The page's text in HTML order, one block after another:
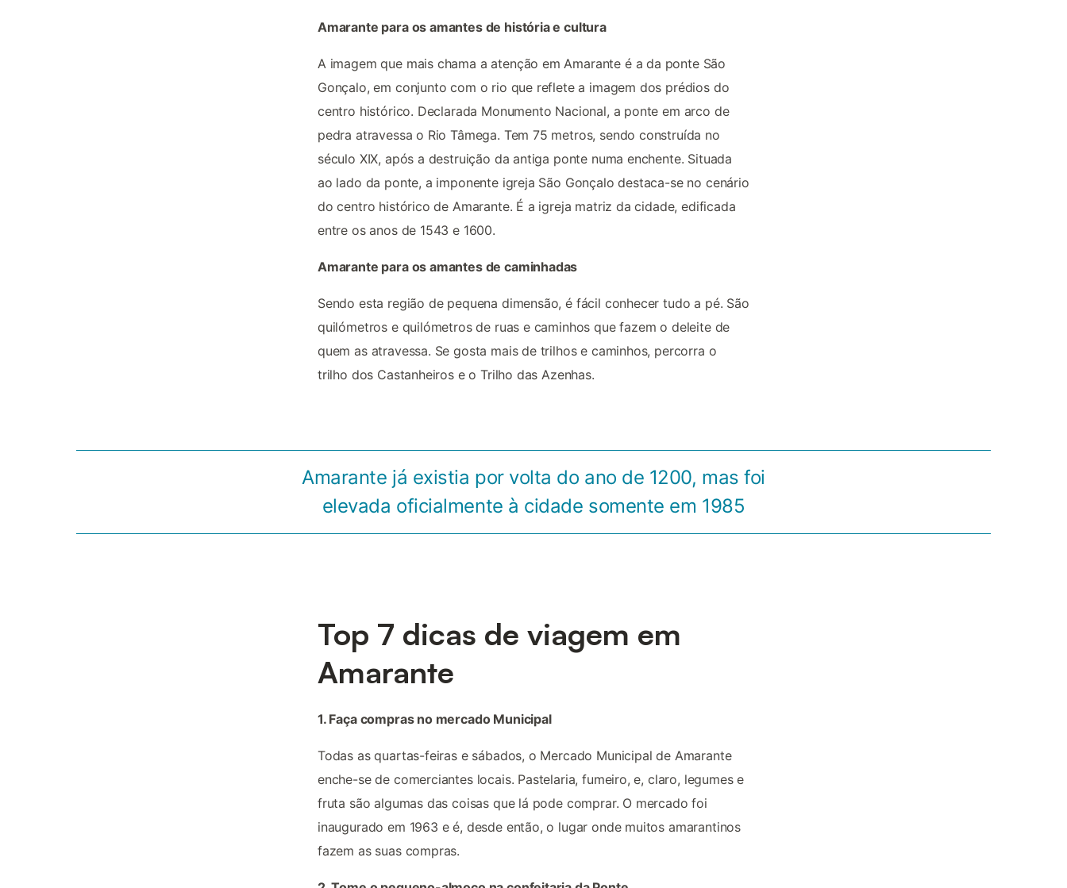
Amarante para os amantes de história e cultura
A imagem que mais chama a atenção em Amarante é a da ponte São
Gonçalo, em conjunto com o rio que reflete a imagem dos prédios do
centro histórico. Declarada Monumento Nacional, a ponte em arco de
pedra atravessa o Rio Tâmega. Tem 75 metros, sendo construída no
século XIX, após a destruição da antiga ponte numa enchente. Situada
ao lado da ponte, a imponente igreja São Gonçalo destaca-se no cenário
do centro histórico de Amarante. É a igreja matriz da cidade, edificada
entre os anos de 1543 e 1600.
Amarante para os amantes de caminhadas
Sendo esta região de pequena dimensão, é fácil conhecer tudo a pé. São
quilómetros e quilómetros de ruas e caminhos que fazem o deleite de
quem as atravessa. Se gosta mais de trilhos e caminhos, percorra o
trilho dos Castanheiros e o Trilho das Azenhas.
Amarante já existia por volta do ano de 1200, mas foi
elevada oficialmente à cidade somente em 1985
Top 7 dicas de viagem em
Amarante
1. Faça compras no mercado Municipal
Todas as quartas-feiras e sábados, o Mercado Municipal de Amarante
enche-se de comerciantes locais. Pastelaria, fumeiro, e, claro, legumes e
fruta são algumas das coisas que lá pode comprar. O mercado foi
inaugurado em 1963 e é, desde então, o lugar onde muitos amarantinos
fazem as suas compras.